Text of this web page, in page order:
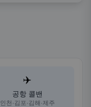
✈️
공항 콜밴
인천·김포·김해·제주